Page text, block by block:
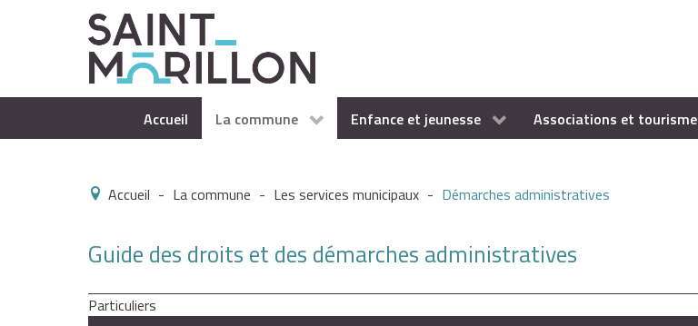
Accueil La commune Enfance et jeunesse Associations et tourisme
Accueil - La commune - Les services municipaux - Démarches administratives
Guide des droits et des démarches administratives
Particuliers